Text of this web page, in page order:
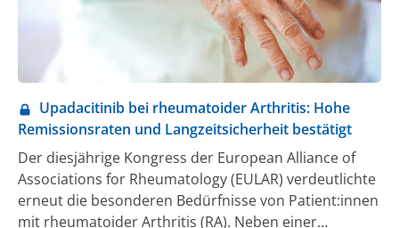
Upadacitinib bei rheumatoider Arthritis: Hohe
Remissionsraten und Langzeitsicherheit bestätigt
Der diesjährige Kongress der European Alliance of
Associations for Rheumatology (EULAR) verdeutlichte
erneut die besonderen Bedürfnisse von Patient:innen
mit rheumatoider Arthritis (RA). Neben einer